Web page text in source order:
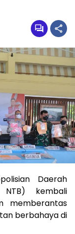
Daerah
kembali
memberantas
berbahaya di